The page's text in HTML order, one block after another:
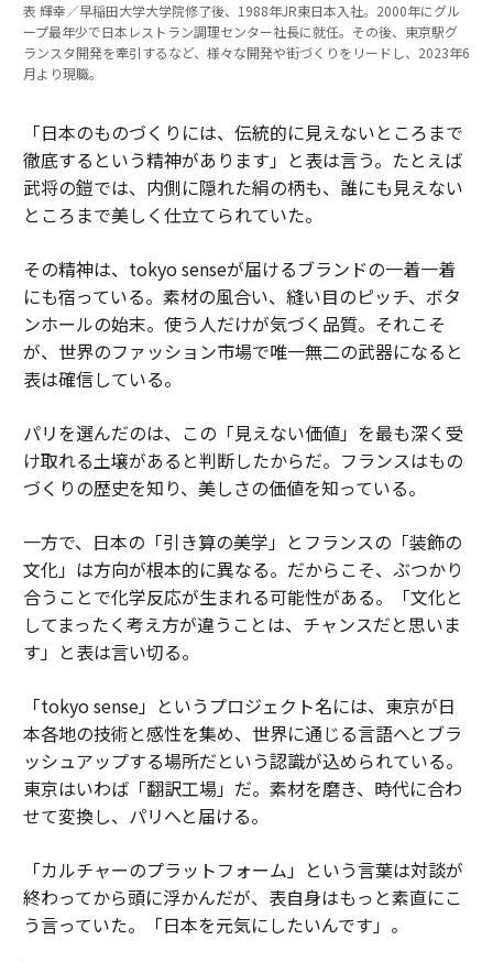
表 輝幸／早稲田大学大学院修了後、1988年JR東日本入社。2000年にグル
ープ最年少で日本レストラン調理センター社長に就任。その後、東京駅グ
ランスタ開発を牽引するなど、様々な開発や街づくりをリードし、2023年6
月より現職。
「日本のものづくりには、伝統的に見えないところまで
徹底するという精神があります」と表は言う。たとえば
武将の鎧では、内側に隠れた絹の柄も、誰にも見えない
ところまで美しく仕立てられていた。
その精神は、tokyo senseが届けるブランドの一着一着
にも宿っている。素材の風合い、縫い目のピッチ、ボタ
ンホールの始末。使う人だけが気づく品質。それこそ
が、世界のファッション市場で唯一無二の武器になると
表は確信している。
パリを選んだのは、この「見えない価値」を最も深く受
け取れる土壌があると判断したからだ。フランスはもの
づくりの歴史を知り、美しさの価値を知っている。
一方で、日本の「引き算の美学」とフランスの「装飾の
文化」は方向が根本的に異なる。だからこそ、ぶつかり
合うことで化学反応が生まれる可能性がある。「文化と
してまったく考え方が違うことは、チャンスだと思いま
す」と表は言い切る。
「tokyo sense」というプロジェクト名には、東京が日
本各地の技術と感性を集め、世界に通じる言語へとブラ
ッシュアップする場所だという認識が込められている。
東京はいわば「翻訳工場」だ。素材を磨き、時代に合わ
せて変換し、パリへと届ける。
「カルチャーのプラットフォーム」という言葉は対談が
終わってから頭に浮かんだが、表自身はもっと素直にこ
う言っていた。「日本を元気にしたいんです」。